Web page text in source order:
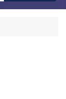
for results.